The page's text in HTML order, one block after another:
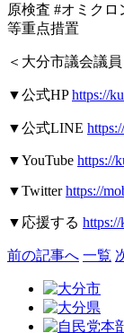
原検査 #オミク
等重点措置
＜大分市議会議員
▼公式HP https://
▼公式LINE
▼YouTube https://
▼Twitter https://
▼ 応援する https://
前の記事へ 一覧